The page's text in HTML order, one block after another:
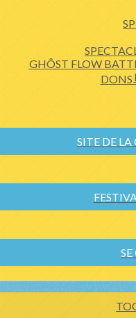
GHÔST FLOW
DONS
SITE DE